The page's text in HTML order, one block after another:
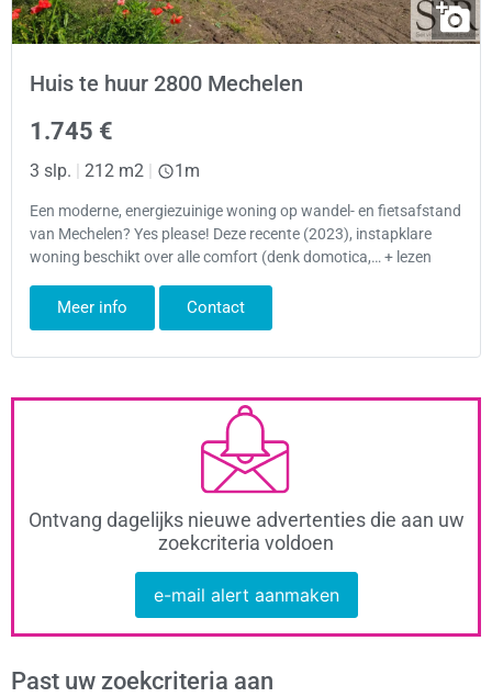
Huis te huur 2800 Mechelen
1.745 €
3 slp. | 212 m2 | 1m
Een moderne, energiezuinige woning op wandel- en fietsafstand
van Mechelen? Yes please! Deze recente (2023), instapklare
woning beschikt over alle comfort (denk domotica,… + lezen
Meer info Contact
Ontvang dagelijks nieuwe advertenties die aan uw
zoekcriteria voldoen
e-mail alert aanmaken
Past uw zoekcriteria aan